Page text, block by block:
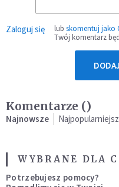
Zaloguj się lub skomentuj jako
Twój komentarz
Komentarze ()
Najnowsze
WYBRANE DLA
Potrzebujesz pomocy?